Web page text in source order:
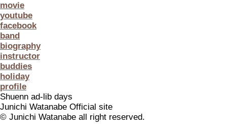
movie
youtube
facebook
band
biography
instructor
buddies
holiday
profile
Shuenn ad-lib days
Junichi Watanabe Official site
© Junichi Watanabe all right reserved.